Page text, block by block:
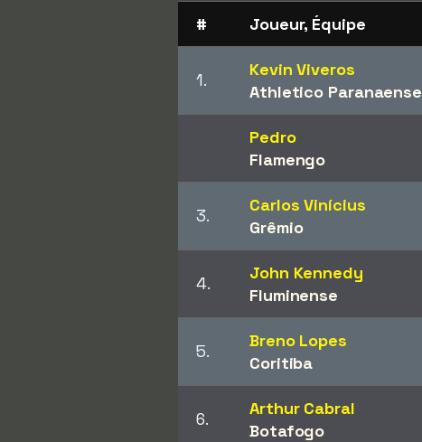
# Joueur, Équipe
1.
Kevin Viveros
Athletico Paranaense
Pedro
Flamengo
3.
Carlos Vinícius
Grêmio
4.
John Kennedy
Fluminense
5.
Breno Lopes
Coritiba
6.
Arthur Cabral
Botafogo